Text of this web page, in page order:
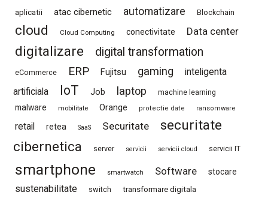
aplicatii atac cibernetic automatizare Blockchain
cloud Cloud Computing conectivitate Data center
digitalizare digital transformation
eCommerce ERP Fujitsu gaming
inteligenta
artificiala
IoT Job laptop machine learning
malware mobilitate Orange protectie date ransomware
retail retea SaaS Securitate
securitate
cibernetica
server servicii servicii cloud servicii IT
smartphone smartwatch Software stocare
sustenabilitate switch transformare digitala